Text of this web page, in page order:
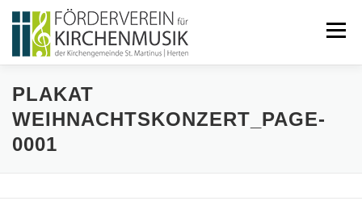
Inhalt
springen
Menü
START
VERANSTALTUNGEN
PLAKAT
WEIHNACHTSKONZERT_PAGE-
0001